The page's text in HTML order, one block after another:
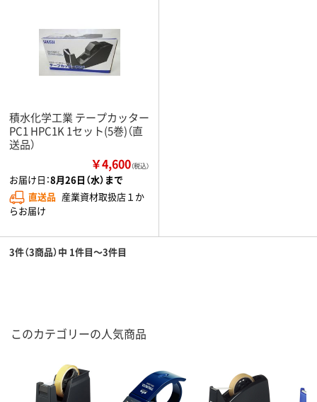
積水化学工業 テープカッター
PC1 HPC1K 1セット(5巻)（直
送品）
￥4,600（税込）
お届け日：8月26日（水）まで
直送品 産業資材取扱店１か
らお届け
3件（3商品）中 1件目～3件目
このカテゴリーの人気商品